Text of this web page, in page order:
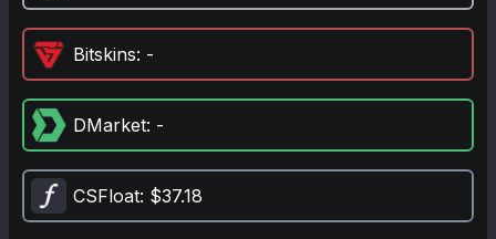
Bitskins: -
DMarket: -
CSFloat: $37.18